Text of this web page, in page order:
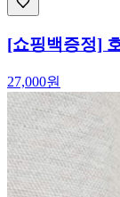
[쇼핑백증정]
27,000원